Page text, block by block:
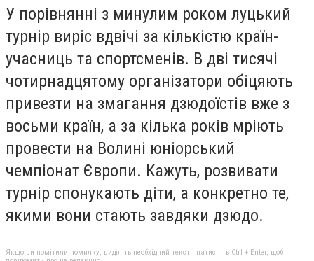
У порівнянні з минулим роком луцький
турнір виріс вдвічі за кількістю країн-
учасниць та спортсменів. В дві тисячі
чотирнадцятому організатори обіцяють
привезти на змагання дзюдоїстів вже з
восьми країн, а за кілька років мріють
провести на Волині юніорський
чемпіонат Європи. Кажуть, розвивати
турнір спонукають діти, а конкретно те,
якими вони стають завдяки дзюдо.
Якщо ви помітили помилку, виділіть необхідний текст і натисніть Ctrl + Enter, щоб